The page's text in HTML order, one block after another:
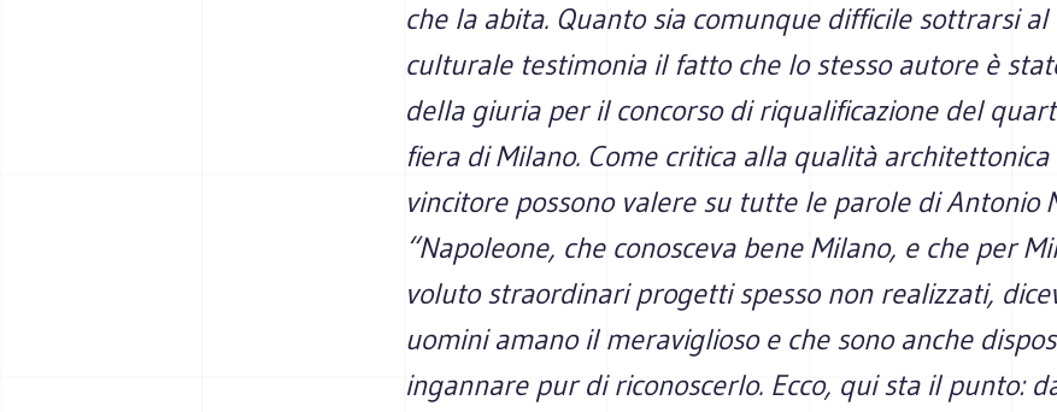
che la abita. Quanto sia comunque difficile sottrarsi al
culturale testimonia il fatto che lo stesso autore è
della giuria per il concorso di riqualificazione del
fiera di Milano. Come critica alla qualità
vincitore possono valere su tutte le parole di Antonio
“Napoleone, che conosceva bene Milano, e che per
voluto straordinari progetti spesso non realizzati,
uomini amano il meraviglioso e che sono anche
ingannare pur di riconoscerlo. Ecco, qui sta il punto: